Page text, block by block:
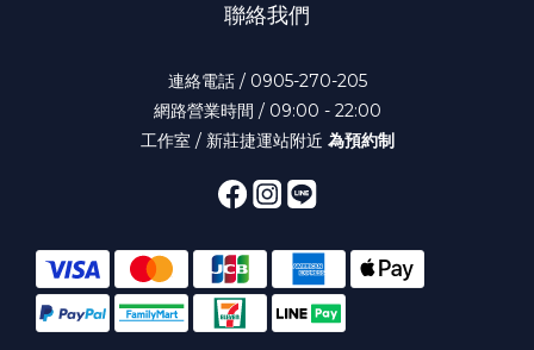
聯絡我們
連絡電話 / 0905-270-205
網路營業時間 / 09:00 - 22:00
工作室 / 新莊捷運站附近 為預約制